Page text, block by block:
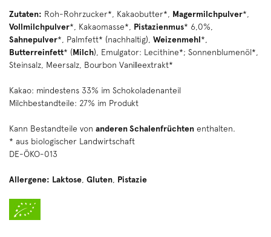
Zutaten: Roh-Rohrzucker*, Kakaobutter*, Magermilchpulver*,
Vollmilchpulver*, Kakaomasse*, Pistazienmus* 6,0%,
Sahnepulver*, Palmfett* (nachhaltig), Weizenmehl*,
Butterreinfett* (Milch), Emulgator: Lecithine*; Sonnenblumenöl*,
Steinsalz, Meersalz, Bourbon Vanilleextrakt*
Kakao: mindestens 33% im Schokoladenanteil
Milchbestandteile: 27% im Produkt
Kann Bestandteile von anderen Schalenfrüchten enthalten.
* aus biologischer Landwirtschaft
DE-ÖKO-013
Allergene: Laktose Gluten Pistazie